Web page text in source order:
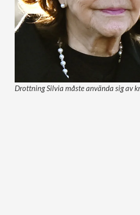
Drottning Silvia måste använda sig av